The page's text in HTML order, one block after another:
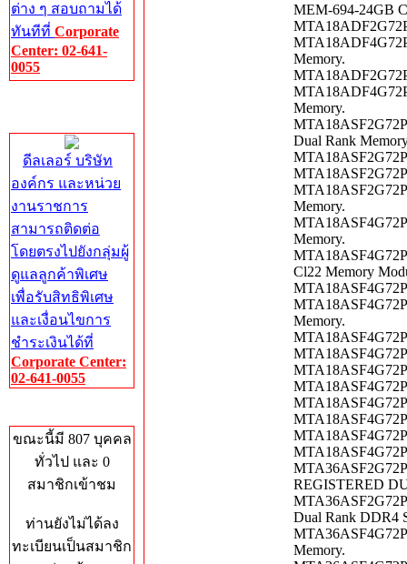
ต่าง ๆ สอบถามได้
ทันทีที่ Corporate
Center: 02-641-
0055
ดีลเลอร์ บริษัท
องค์กร และหน่วย
งานราชการ
สามารถติดต่อ
โดยตรงไปยังกลุ่มผู้
ดูแลลูกค้าพิเศษ
เพื่อรับสิทธิพิเศษ
และเงื่อนไขการ
ชำระเงินได้ที่
Corporate Center:
02-641-0055
ขณะนี้มี 807 บุคคล
ทั่วไป และ 0
สมาชิกเข้าชม
ท่านยังไม่ได้ลง
ทะเบียนเป็นสมาชิก
MEM-694-24GB
Memory.
Memory.
Dual Rank
Memory.
Memory.
Cl22 Memory
Memory.
REGISTERED
Dual Rank DDR4
Memory.